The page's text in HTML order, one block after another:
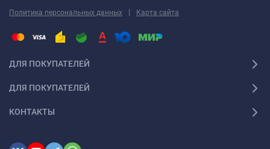
Политика персональных данных | Карта сайта
ДЛЯ ПОКУПАТЕЛЕЙ
ДЛЯ ПОКУПАТЕЛЕЙ
КОНТАКТЫ